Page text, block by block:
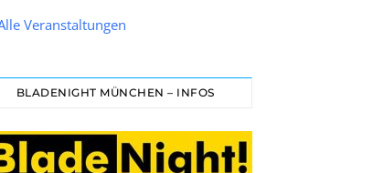
Veranstaltungen
BLADENIGHT MÜNCHEN – INFOS